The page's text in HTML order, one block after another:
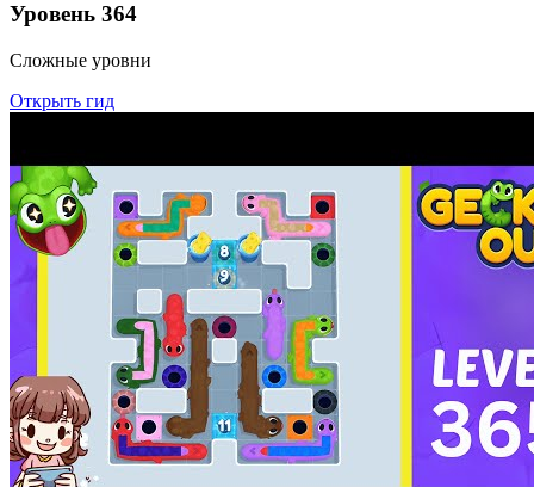
Уровень 364
Сложные уровни
Открыть гид